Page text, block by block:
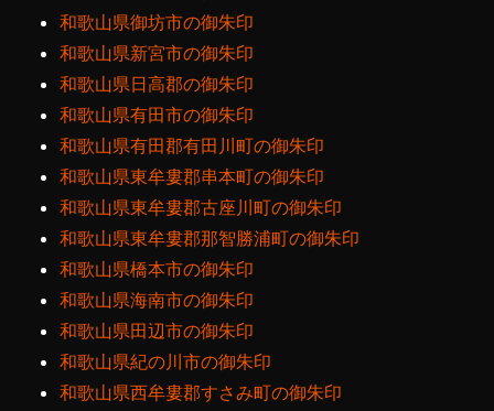
和歌山県御坊市の御朱印
和歌山県新宮市の御朱印
和歌山県日高郡の御朱印
和歌山県有田市の御朱印
和歌山県有田郡有田川町の御朱印
和歌山県東牟婁郡串本町の御朱印
和歌山県東牟婁郡古座川町の御朱印
和歌山県東牟婁郡那智勝浦町の御朱印
和歌山県橋本市の御朱印
和歌山県海南市の御朱印
和歌山県田辺市の御朱印
和歌山県紀の川市の御朱印
和歌山県西牟婁郡すさみ町の御朱印